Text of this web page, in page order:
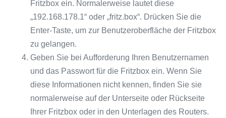
Fritzbox ein. Normalerweise lautet diese
„192.168.178.1“ oder „fritz.box“. Drücken Sie die
Enter-Taste, um zur Benutzeroberfläche der Fritzbox
zu gelangen.
Geben Sie bei Aufforderung Ihren Benutzernamen
und das Passwort für die Fritzbox ein. Wenn Sie
diese Informationen nicht kennen, finden Sie sie
normalerweise auf der Unterseite oder Rückseite
Ihrer Fritzbox oder in den Unterlagen des Routers.